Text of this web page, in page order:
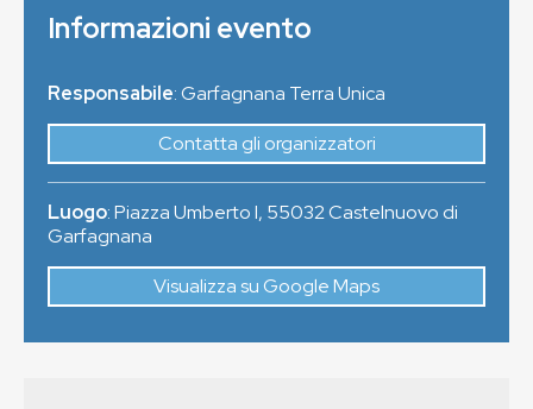
Informazioni evento
Responsabile: Garfagnana Terra Unica
Contatta gli organizzatori
Luogo:Piazza Umberto I, 55032Castelnuovo di
Garfagnana
Visualizza su Google Maps